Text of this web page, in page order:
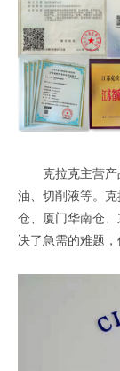
克拉克主营产品
油、切削液等。
仓、厦门华南仓
决了急需的难题，